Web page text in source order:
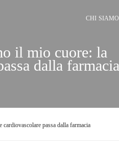
CHI SIAMO
il mio cuore: la
dalla farmacia
cardiovascolare passa dalla farmacia